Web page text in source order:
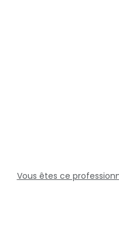
Vous êtes ce